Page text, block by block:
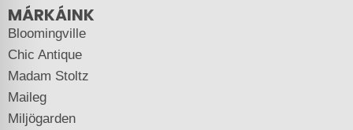
MÁRKÁINK
Bloomingville
Chic Antique
Madam Stoltz
Maileg
Miljögarden